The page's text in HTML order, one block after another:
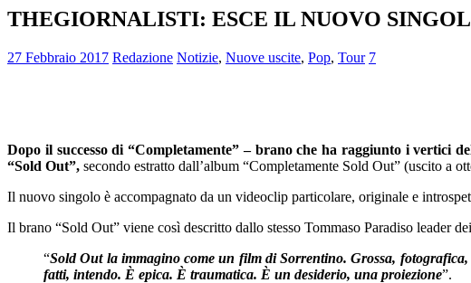
THEGIORNALISTI: ESCE IL NUOVO
27 Febbraio 2017 Redazione Notizie, Nuove uscite, Pop, Tour 7
Dopo il successo di “Completamente” – brano che ha raggiunto i vertici
“Sold Out”, secondo estratto dall’album “Completamente Sold Out” (uscito a
Il nuovo singolo è accompagnato da un videoclip particolare, originale e
Il brano “Sold Out” viene così descritto dallo stesso Tommaso Paradiso leader dei
“Sold Out la immagino come un film di Sorrentino. Grossa,
fatti, intendo. È epica. È traumatica. È un desiderio, una proiezione”.